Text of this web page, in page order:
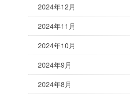
2024年12月
2024年11月
2024年10月
2024年9月
2024年8月